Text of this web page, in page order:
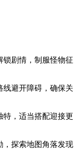
锁剧情，制服怪物征
线避开障碍，确保关
特，适当搭配迎接更
，探索地图角落发现